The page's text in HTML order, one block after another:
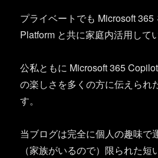
プライベートでも Microsoft
Platform と共に家庭内活用して
公私ともに Microsoft 365
の楽しさを多くの方に伝えられ
す。
当ブログは完全に個人の趣味で
（家族がいるので）限られた短